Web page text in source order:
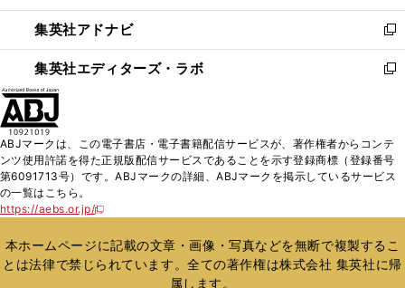
開
く
ウ
で
開
く
ン
ド
ウ
で
ウ
ィ
ン
ド
く
集英社アドナビ
新
し
い
ド
ウ
で
集英社エディターズ・ラボ
新
ィ
ン
ド
開
く
ABJマークは、この電子書店・電子書籍配信サービスが、著作権者からコンテ
ンツ使用許諾を得た正規版配信サービスであることを示す登録商標（登録番号
第6091713号）です。ABJマークの詳細、ABJマークを掲示しているサービス
の一覧はこちら。
https://aebs.or.jp/
新
い
ウ
ィ
本ホームページに記載の文章・画像・写真などを無断で複製するこ
とは法律で禁じられています。全ての著作権は株式会社 集英社に帰
属します。